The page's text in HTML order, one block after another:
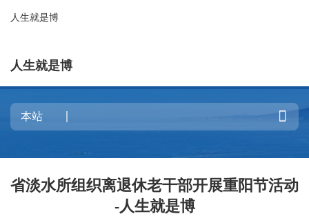
人生就是博
人生就是博

省淡水所组织离退休老干部开展重阳节活动
-人生就是博